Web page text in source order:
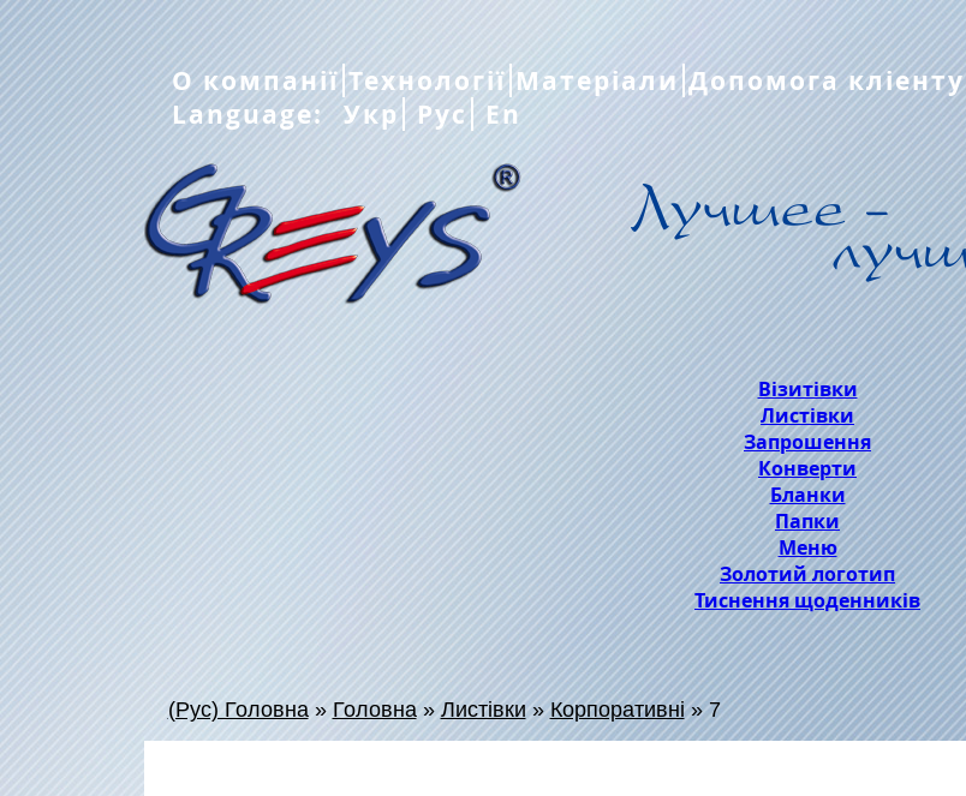
О компанії Технології Матеріали Допомога кліенту
Language: Укр Рус En
Візитівки
Листівки
Запрошення
Конверти
Бланки
Папки
Меню
Золотий логотип
Тиснення щоденників
(Рус) Головна» Головна» Листівки»Корпоративні»7